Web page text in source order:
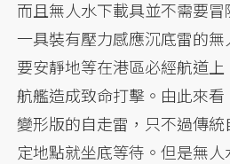
而且無人水下載具並不需要
一具裝有壓力感應沉底雷的
要安靜地等在港區必經航道
航艦造成致命打擊。由此來
變形版的自走雷，只不過傳
定地點就坐底等待。但是無